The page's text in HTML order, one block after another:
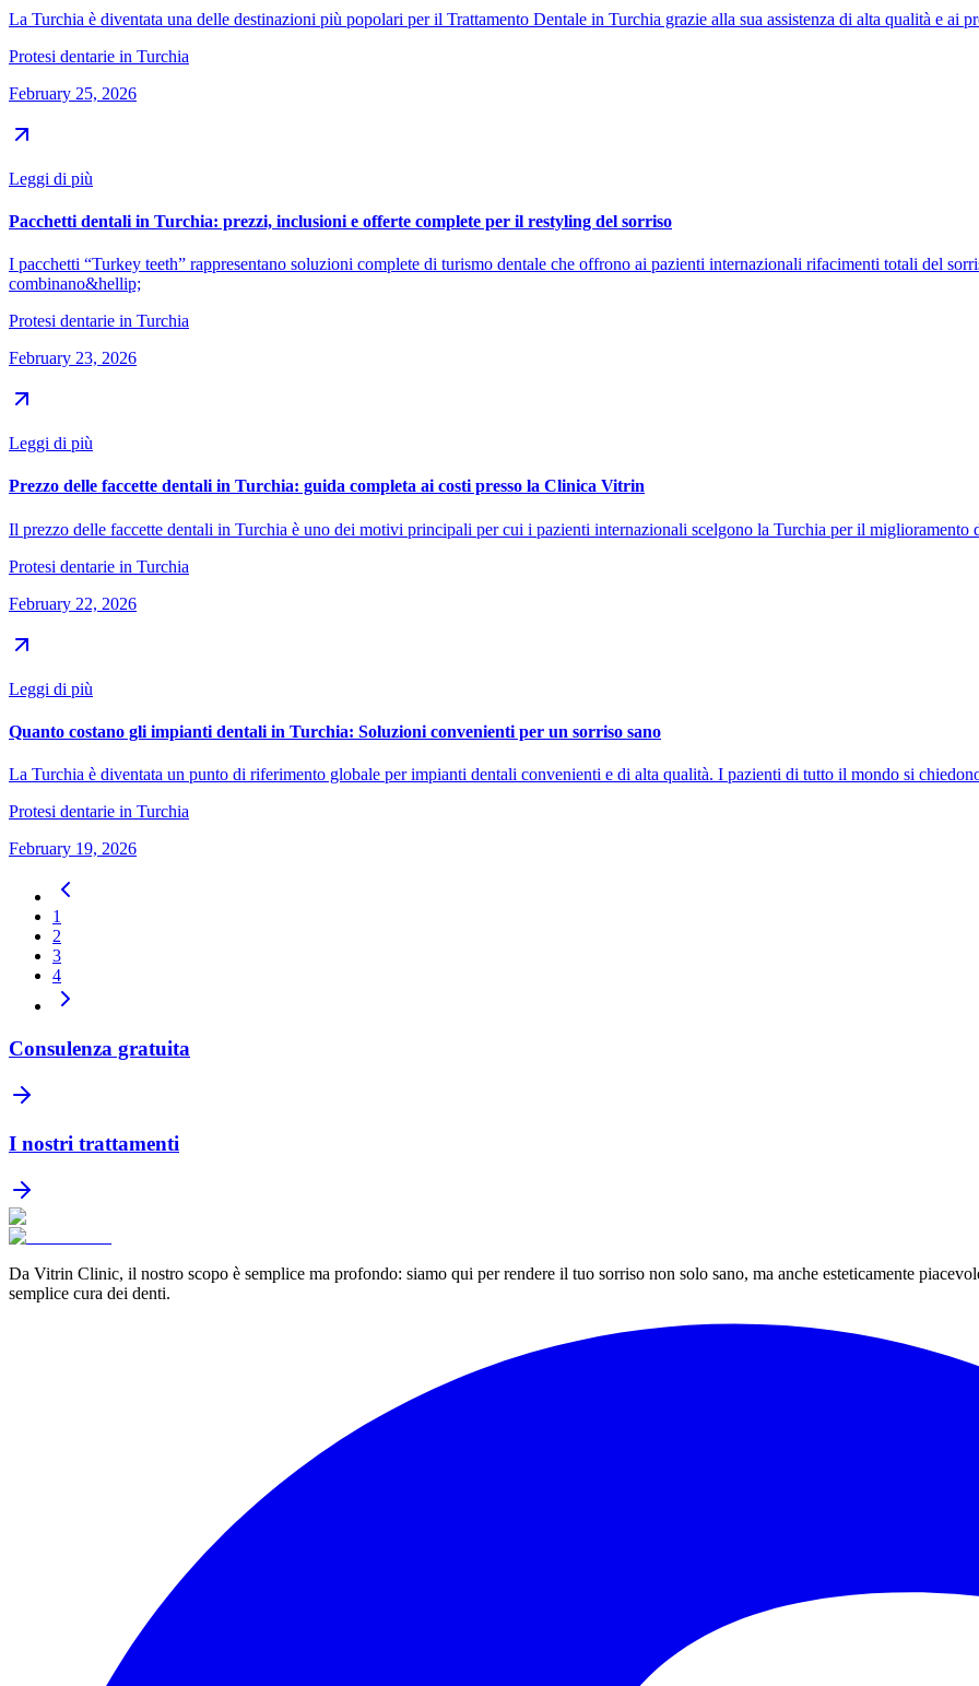
La Turchia è diventata una delle destinazioni più popolari per il Trattamento Dentale in Turchia grazie alla sua assistenza di alta qualità e ai
Protesi dentarie in Turchia
February 25, 2026
Leggi di più
Pacchetti dentali in Turchia: prezzi, inclusioni e offerte complete per il restyling del sorriso
I pacchetti “Turkey teeth” rappresentano soluzioni complete di turismo dentale che offrono ai pazienti internazionali rifacimenti totali del
combinano&hellip;
Protesi dentarie in Turchia
February 23, 2026
Leggi di più
Prezzo delle faccette dentali in Turchia: guida completa ai costi presso la Clinica Vitrin
Il prezzo delle faccette dentali in Turchia è uno dei motivi principali per cui i pazienti internazionali scelgono la Turchia per il
Protesi dentarie in Turchia
February 22, 2026
Leggi di più
Quanto costano gli impianti dentali in Turchia: Soluzioni convenienti per un sorriso sano
La Turchia è diventata un punto di riferimento globale per impianti dentali convenienti e di alta qualità. I pazienti di tutto il mondo si
Protesi dentarie in Turchia
February 19, 2026
1
2
3
4
Consulenza gratuita
I nostri trattamenti
Da Vitrin Clinic, il nostro scopo è semplice ma profondo: siamo qui per rendere il tuo sorriso non solo sano, ma anche esteticamente
semplice cura dei denti.